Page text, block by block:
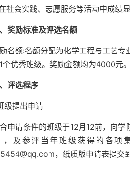
社会实践、志愿服务等活动中成绩显
奖励标准及评选名额
名额:名额分配为化学工程与工艺
个优秀班级。奖励金额均为4000元。
评选程序
级提出申请
申请条件的班级于12月12前，向
，及参评当年班级获得的各项
，纸质版申请表提交